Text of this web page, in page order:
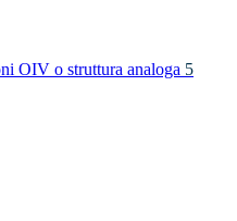
OIV o struttura analoga 5